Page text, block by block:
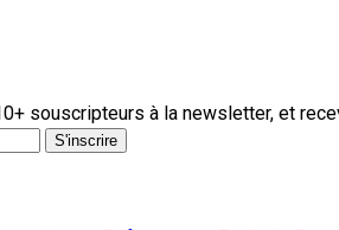
souscripteurs à la newsletter, et